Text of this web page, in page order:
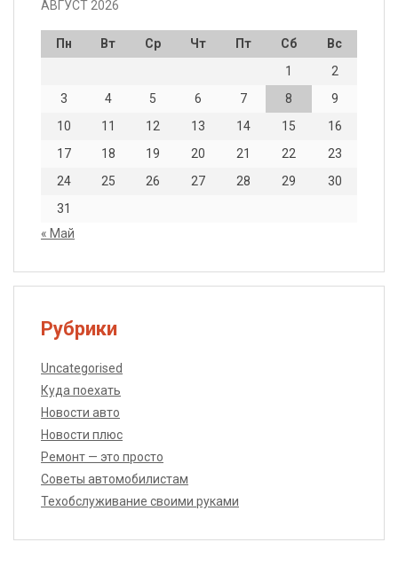
АВГУСТ 2026
Пн Вт Ср Чт Пт Сб
Вс
1
2
3
4 5 6 7 8
9
10
11 12 13 14 15
16
17
18 19 20 21 22
23
24
25 26 27 28 29
30
31
« Май
Рубрики
Uncategorised
Куда поехать
Новости авто
Новости плюс
Ремонт — это просто
Советы автомобилистам
Техобслуживание своими руками